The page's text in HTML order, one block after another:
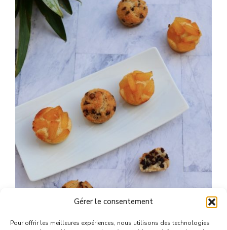
Gérer le consentement
Pour offrir les meilleures expériences, nous utilisons des technologies